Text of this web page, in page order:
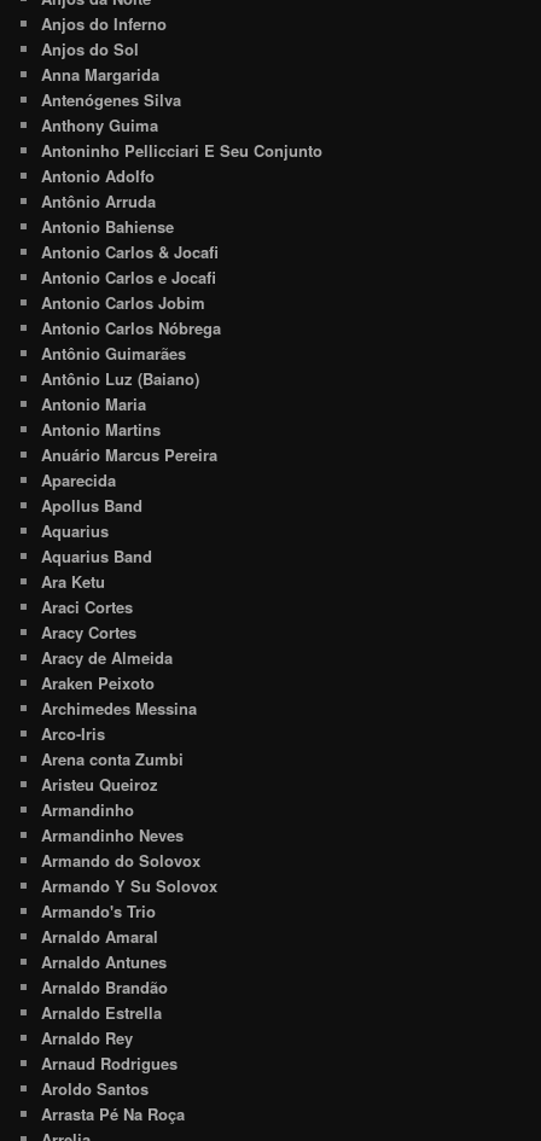
Anjos do Inferno
Anjos do Sol
Anna Margarida
Antenógenes Silva
Anthony Guima
Antoninho Pellicciari E Seu Conjunto
Antonio Adolfo
Antônio Arruda
Antonio Bahiense
Antonio Carlos & Jocafi
Antonio Carlos e Jocafi
Antonio Carlos Jobim
Antonio Carlos Nóbrega
Antônio Guimarães
Antônio Luz (Baiano)
Antonio Maria
Antonio Martins
Anuário Marcus Pereira
Aparecida
Apollus Band
Aquarius
Aquarius Band
Ara Ketu
Araci Cortes
Aracy Cortes
Aracy de Almeida
Araken Peixoto
Archimedes Messina
Arco-Iris
Arena conta Zumbi
Aristeu Queiroz
Armandinho
Armandinho Neves
Armando do Solovox
Armando Y Su Solovox
Armando's Trio
Arnaldo Amaral
Arnaldo Antunes
Arnaldo Brandão
Arnaldo Estrella
Arnaldo Rey
Arnaud Rodrigues
Aroldo Santos
Arrasta Pé Na Roça